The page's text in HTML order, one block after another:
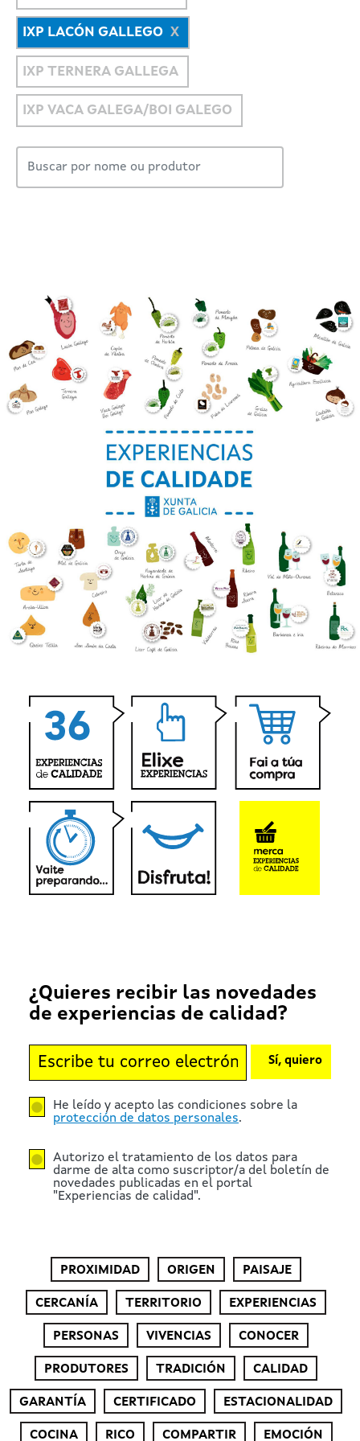
IXP LACÓN GALLEGO
IXP TERNERA GALLEGA
IXP VACA GALEGA/BOI GALEGO
¿Quieres recibir las novedades
de experiencias de calidad?
He leído y acepto las condiciones sobre la
protección de datos personales.
Autorizo el tratamiento de los datos para
darme de alta como suscriptor/a del boletín de
novedades publicadas en el portal
"Experiencias de calidad".
Sí, quiero
PROXIMIDAD ORIGEN PAISAJE
CERCANÍA TERRITORIO EXPERIENCIAS
PERSONAS VIVENCIAS CONOCER
PRODUTORES TRADICIÓN CALIDAD
GARANTÍA CERTIFICADO ESTACIONALIDAD
COCINA RICO COMPARTIR EMOCIÓN